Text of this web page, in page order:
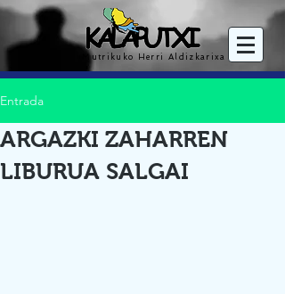
Mutrikuko Herri Aldizkarixa
Entrada
ARGAZKI ZAHARREN
LIBURUA SALGAI